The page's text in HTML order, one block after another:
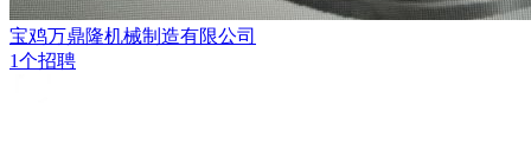
宝鸡万鼎隆机械制造有限公司
1个招聘